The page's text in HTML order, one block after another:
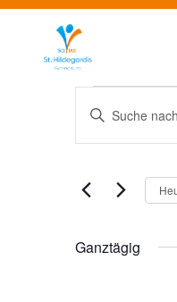
für
Oktober
28,
2025
Suche
und
Bitte
Schlüsselwort
eingeben.
nach
Ganztägig